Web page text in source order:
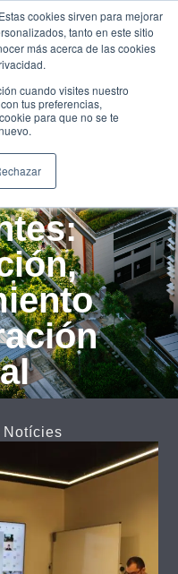
cookies sirven para mejorar
tanto en este sitio
más acerca de las cookies
cuando visites nuestro
tus preferencias,
para que no se te
Notícies